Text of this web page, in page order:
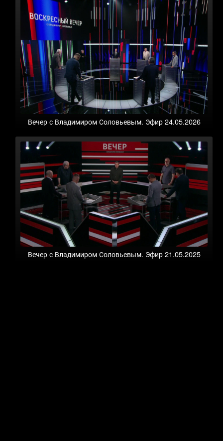
Вечер с Владимиром Соловьевым. Эфир 24.05.2026
Вечер с Владимиром Соловьевым. Эфир 21.05.2025